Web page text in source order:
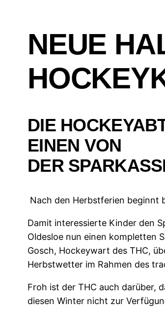
NEUE
DIE
EINEN VON
DER
Nach den Herbstferien beginnt
Damit interessierte Kinder den
Oldesloe nun einen kompletten
Gosch, Hockeywart des THC,
Herbstwetter im Rahmen des
Froh ist der THC auch darüber,
diesen Winter nicht zur